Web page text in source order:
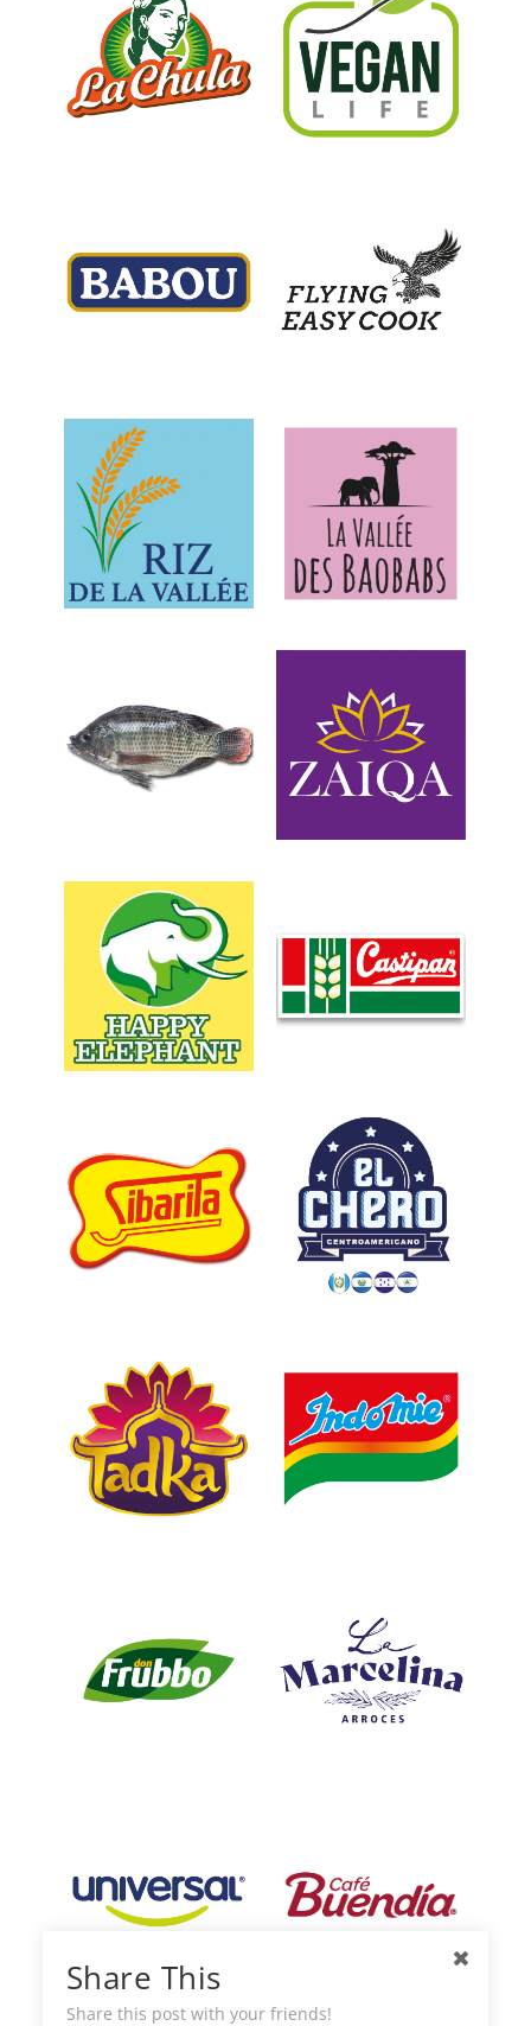
Share This
Share this post with your friends!